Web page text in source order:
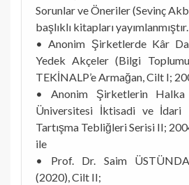
Sorunlar ve Öneriler (Sevinç
başlıklı kitapları yayımlanmıştır.
• Anonim Şirketlerde Kâr
Yedek Akçeler (Bilgi
TEKİNALP’e Armağan, Cilt I;
• Anonim Şirketlerin Halka
Üniversitesi İktisadi ve İdari
Tartışma Tebliğleri Serisi II;
ile
• Prof. Dr. Saim
(2020), Cilt II;